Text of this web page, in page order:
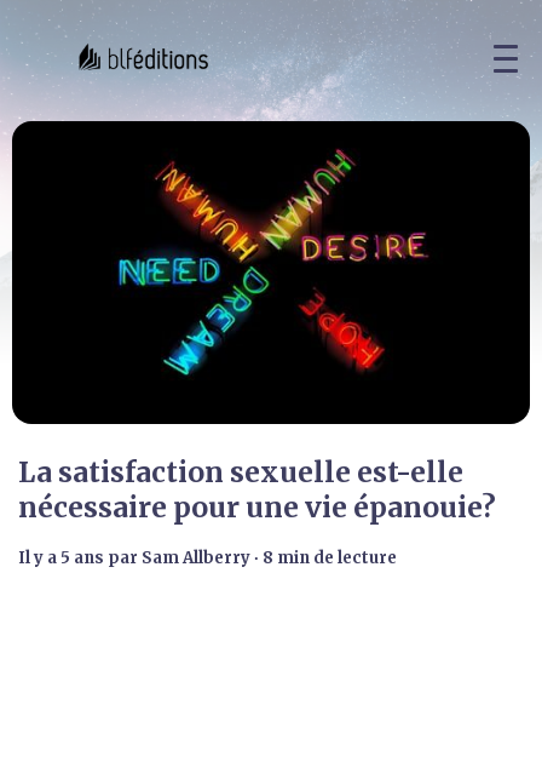
La satisfaction sexuelle est-elle
nécessaire pour une vie épanouie?
il y a 5 ans par Sam Allberry ∙ 8 min de lecture